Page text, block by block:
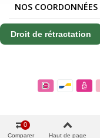
NOS COORDONNÉES
Droit de rétractation
Comparer
0
Haut de page